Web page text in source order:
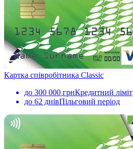
Картка співробітника Classic
до 300 000 грнКредитний ліміт
до 62 днівПільговий період